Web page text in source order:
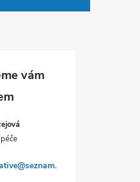
@seznam.